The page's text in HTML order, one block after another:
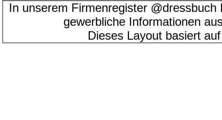
In unserem Firmenregister
gewerbliche Informationen
Dieses Layout basiert